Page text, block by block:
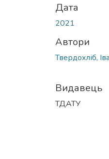
Дата
2021
Автори
Твердохліб,
Видавець
ТДАТУ